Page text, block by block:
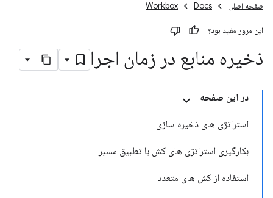
صفحه اصلی Docs
Workbox
این مرور مفید بود؟
ذخیره منابع در زمان اجرا
در این صفحه
استراتژی های ذخیره سازی
بکارگیری استراتژی های کش با تطبیق مسیر
استفاده از کش های متعدد